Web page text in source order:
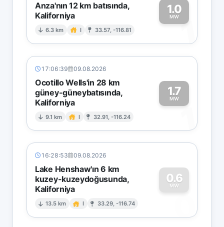
Anza'nın 12 km batısında,
Kaliforniya
6.3 km I 33.57, -116.81
1.0
MW1
17:06:39 09.08.2026
Ocotillo Wells'in 28 km
güney-güneybatısında,
Kaliforniya
9.1 km I 32.91, -116.24
1.7
MW
1
16:28:53 09.08.2026
Lake Henshaw'ın 6 km
kuzey-kuzeydoğusunda,
Kaliforniya
13.5 km I 33.29, -116.74
0.6
MW
0